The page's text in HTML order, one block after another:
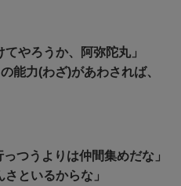
やろうか、阿弥陀丸」
能力(わざ)があわされば、
つうよりは仲間集めだな」
といるからな」